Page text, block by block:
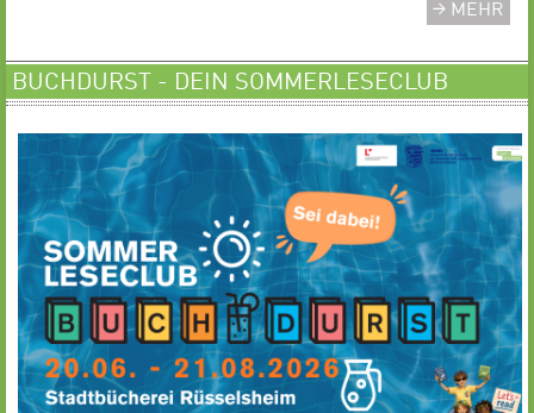
MEHR
BUCHDURST - DEIN SOMMERLESECLUB